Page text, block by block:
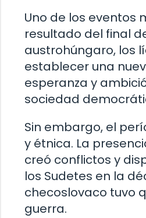
Uno de los eventos
resultado del final
austrohúngaro, los
establecer una
esperanza y
sociedad
Sin embargo, el
y étnica. La
creó conflictos y
los Sudetes en la
checoslovaco tuvo
guerra.